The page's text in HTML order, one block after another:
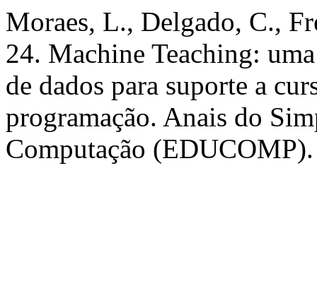
Moraes, L., Delgado, C.,
24. Machine Teaching:
de dados para suporte a
programação. Anais do
Computação